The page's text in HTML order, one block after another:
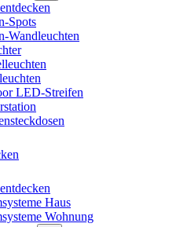
Spots
Wandleuchten
LED-Streifen
Haus
Wohnung